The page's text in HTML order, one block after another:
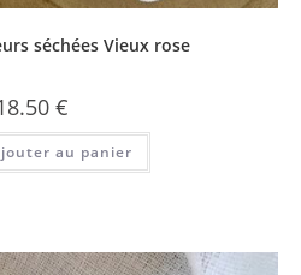
séchées Vieux rose
€
au panier